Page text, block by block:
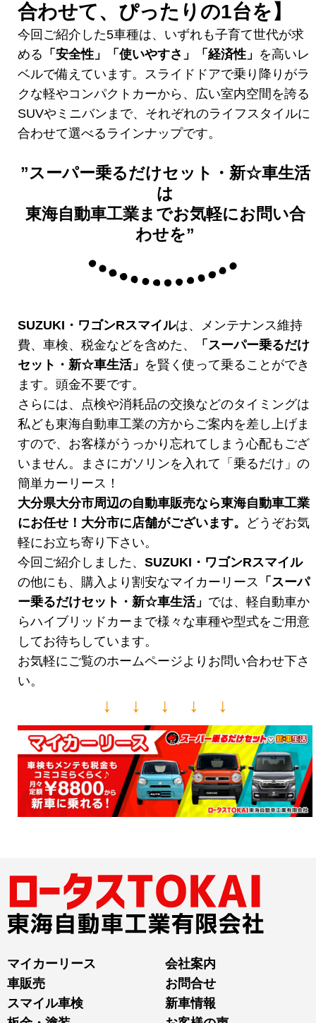
合わせて、ぴったりの1台を】
今回ご紹介した5車種は、いずれも子育て世代が求
める 「安全性」「使いやすさ」「経済性」 を高いレ
ベルで備えています。スライドドアで乗り降りがラ
クな軽やコンパクトカーから、広い室内空間を誇る
SUVやミニバンまで、それぞれのライフスタイルに
合わせて選べるラインナップです。
”スーパー乗るだけセット・新☆車生活
は
東海自動車工業までお気軽にお問い合
わせを”
SUZUKI・ワゴンRスマイルは、メンテナンス維持
費、車検、税金などを含めた、
「スーパー乗るだけ
セット・新☆車生活」 を賢く使って乗ることができ
ます。頭金不要です。
さらには、点検や消耗品の交換などのタイミングは
私ども東海自動車工業の方からご案内を差し上げま
すので、お客様がうっかり忘れてしまう心配もござ
いません。まさにガソリンを入れて「乗るだけ」の
簡単カーリース！
大分県大分市周辺の自動車販売なら東海自動車工業
にお任せ！大分市に店舗がございます。 どうぞお気
軽にお立ち寄り下さい。
今回ご紹介しました、 SUZUKI・ワゴンRスマイル
の他にも、購入より割安なマイカーリース 「スーパ
ー乗るだけセット・新☆車生活」 では、軽自動車か
らハイブリッドカーまで様々な車種や型式をご用意
してお待ちしています。
お気軽にご覧のホームページよりお問い合わせ下さ
い。
↓ ↓ ↓ ↓ ↓
マイカーリース
車販売
スマイル車検
会社案内
お問合せ
新車情報